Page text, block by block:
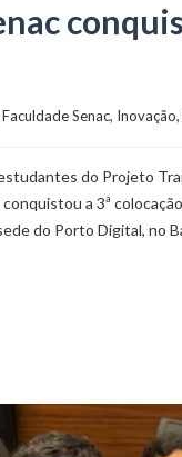
Faculdade Senac, Inovação,
do Projeto
conquistou a 3ª
do Porto Digital, no